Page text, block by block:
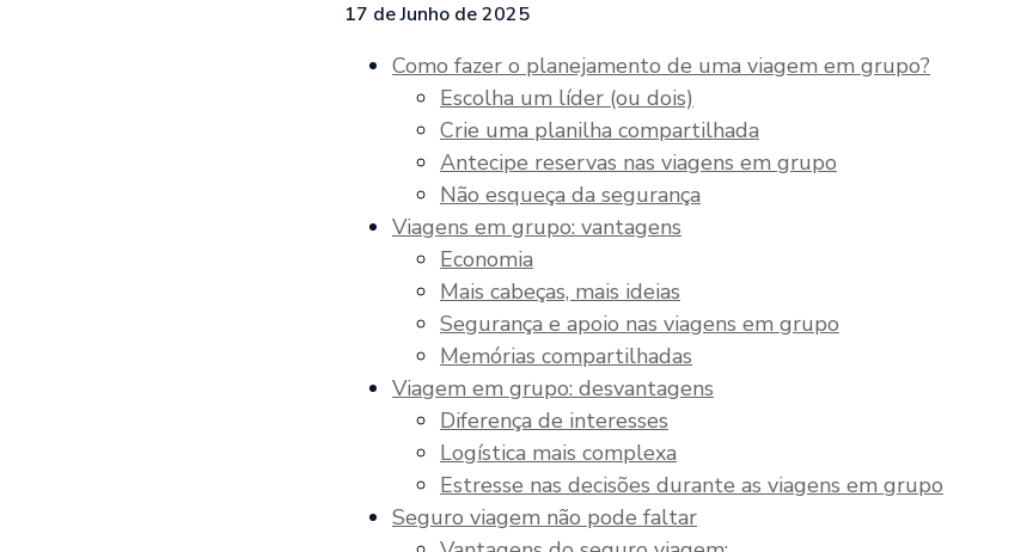
17 de Junho de 2025
Como fazer o planejamento de uma viagem em grupo?
Escolha um líder (ou dois)
Crie uma planilha compartilhada
Antecipe reservas nas viagens em grupo
Não esqueça da segurança
Viagens em grupo: vantagens
Economia
Mais cabeças, mais ideias
Segurança e apoio nas viagens em grupo
Memórias compartilhadas
Viagem em grupo: desvantagens
Diferença de interesses
Logística mais complexa
Estresse nas decisões durante as viagens em grupo
Seguro viagem não pode faltar